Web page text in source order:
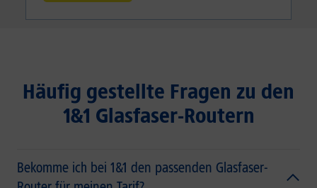
Häufig gestellte Fragen zu den
1&1 Glasfaser-Routern
Bekomme ich bei 1&1 den passenden Glasfaser-